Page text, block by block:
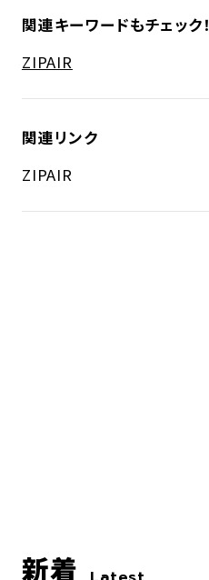
関連キーワードもチェック！
ZIPAIR
関連リンク
ZIPAIR
新着